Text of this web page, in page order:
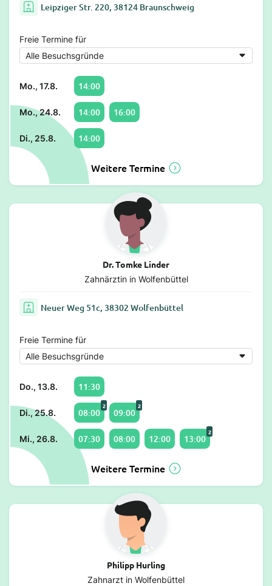
Leipziger Str. 220, 38124 Braunschweig
Freie Termine für
Mo., 17.8. 14:00
Mo., 24.8. 14:00 16:00
Di., 25.8. 14:00
Weitere Termine
Dr. Tomke Linder
Zahnärztin in Wolfenbüttel
Neuer Weg 51c, 38302 Wolfenbüttel
Freie Termine für
Do., 13.8. 11:30
Di., 25.8. 08:00
2
09:00
2
Mi., 26.8. 07:30 08:00 12:00 13:00
2
Weitere Termine
Philipp Hurling
Zahnarzt in Wolfenbüttel